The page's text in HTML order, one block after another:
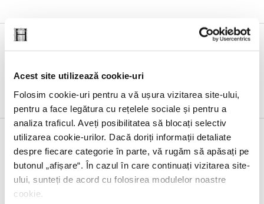
Acest site utilizează cookie-uri
Folosim cookie-uri pentru a vă ușura vizitarea site-ului,
pentru a face legătura cu rețelele sociale și pentru a
analiza traficul. Aveți posibilitatea să blocați selectiv
utilizarea cookie-urilor. Dacă doriți informații detaliate
despre fiecare categorie în parte, vă rugăm să apăsați pe
butonul „ afișare“. În cazul în care continuați vizitarea site-
ului, sunteți de acord cu folosirea modulelor noastre
cookie.
Evenimente
23 IUNIE 2026, EDITURA HUMANITAS
Lansarea volumului Noul ghid al nesimțitului